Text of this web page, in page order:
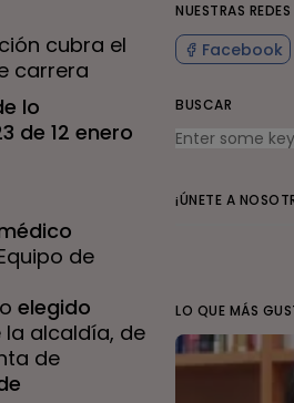
NUESTRAS REDES
Facebook
BUSCAR
¡ÚNETE A
LO QUE MÁS
cubra el
carrera
lo
de 12 enero
de
elegido
la alcaldía, de
de